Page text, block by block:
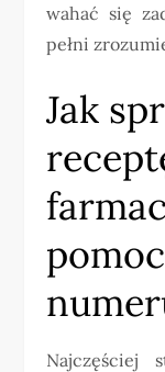
wahać się
pełni
Jak
Najczęściej